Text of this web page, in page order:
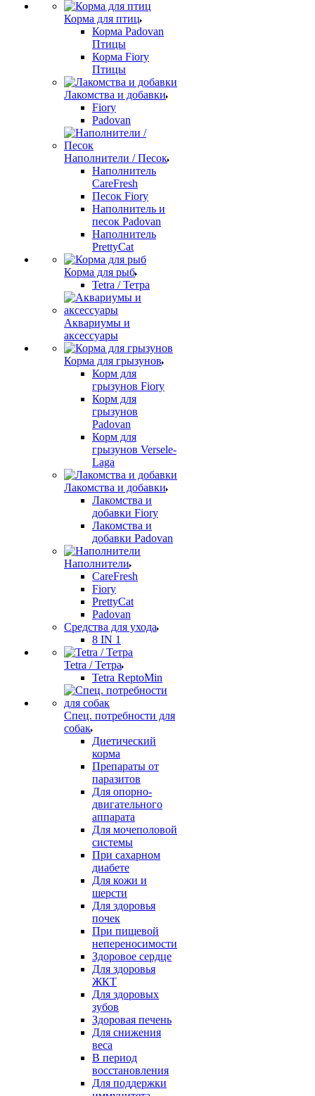
Корма для птиц
Корма Padovan
Птицы
Корма Fiory
Птицы
Лакомства и добавки
Fiory
Padovan
Наполнители / Песок
Наполнитель
CareFresh
Песок Fiory
Наполнитель и
песок Padovan
Наполнитель
PrettyCat
Корма для рыб
Tetra / Тетра
Аквариумы и
аксессуары
Корма для грызунов
Корм для
грызунов Fiory
Корм для
грызунов
Padovan
Корм для
грызунов Versele-
Laga
Лакомства и добавки
Лакомства и
добавки Fiory
Лакомства и
добавки Padovan
Наполнители
CareFresh
Fiory
PrettyCat
Padovan
Средства для ухода
8 IN 1
Tetra / Тетра
Tetra ReptoMin
Спец. потребности для
собак
Диетический
корма
Препараты от
паразитов
Для опорно-
двигательного
аппарата
Для мочеполовой
системы
При сахарном
диабете
Для кожи и
шерсти
Для здоровья
почек
При пищевой
непереносимости
Здоровое сердце
Для здоровья
ЖКТ
Для здоровых
зубов
Здоровая печень
Для снижения
веса
В период
восстановления
Для поддержки